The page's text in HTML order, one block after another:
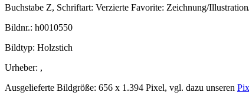
Buchstabe Z, Schriftart: Verzierte Favorite: Zeichnung/
Bildnr.: h0010550
Bildtyp: Holzstich
Urheber: ,
Ausgelieferte Bildgröße: 656 x 1.394 Pixel, vgl. dazu unseren